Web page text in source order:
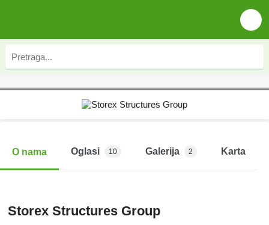
O nama Oglasi 10 Galerija 2 Karta
Storex Structures Group